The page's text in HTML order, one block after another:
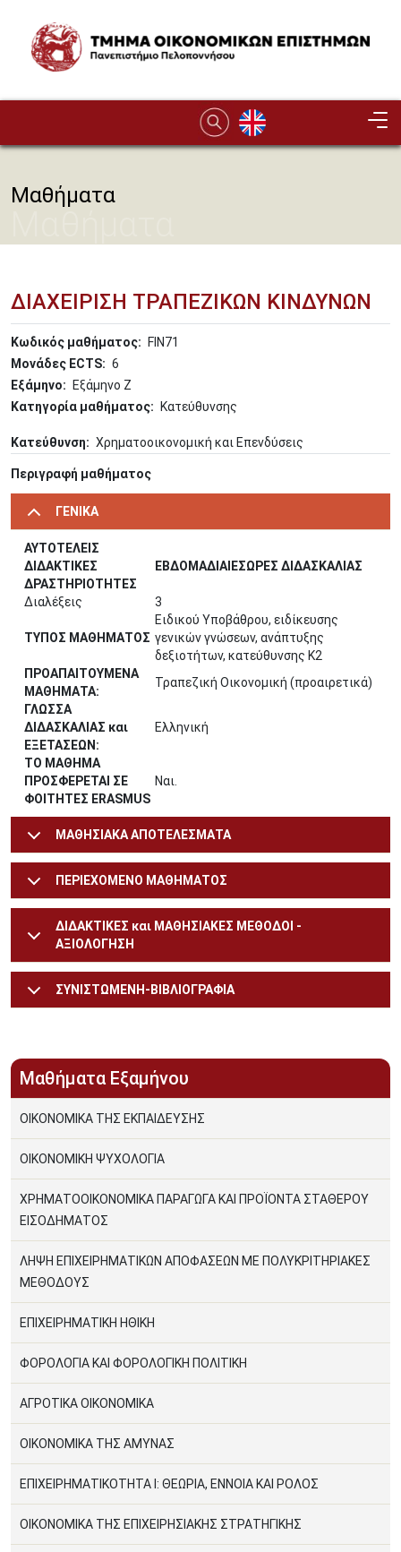
Image
Μαθήματα
ΔΙΑΧΕΙΡΙΣΗ ΤΡΑΠΕΖΙΚΩΝ ΚΙΝΔΥΝΩΝ
Κωδικός μαθήματος
FIN71
Μονάδες ECTS
6
Εξάμηνο
Εξάμηνο Ζ
Κατηγορία μαθήματος
Κατεύθυνσης
Κατεύθυνση Χρηματοοικονομική και Επενδύσεις
Περιγραφή μαθήματος
ΓΕΝΙΚΑ
ΑΥΤΟΤΕΛΕΙΣ
ΔΙΔΑΚΤΙΚΕΣ
ΔΡΑΣΤΗΡΙΟΤΗΤΕΣ
ΕΒΔΟΜΑΔΙΑΙΕΣΩΡΕΣ ΔΙΔΑΣΚΑΛΙΑΣ
Διαλέξεις 3
ΤΥΠΟΣ ΜΑΘΗΜΑΤΟΣ
Ειδικού Υποβάθρου, ειδίκευσης
γενικών γνώσεων, ανάπτυξης
δεξιοτήτων, κατεύθυνσης Κ2
ΠΡΟΑΠΑΙΤΟΥΜΕΝΑ
ΜΑΘΗΜΑΤΑ:
Τραπεζική Οικονομική (προαιρετικά)
ΓΛΩΣΣΑ
ΔΙΔΑΣΚΑΛΙΑΣ και
ΕΞΕΤΑΣΕΩΝ:
Ελληνική
ΤΟ ΜΑΘΗΜΑ
ΠΡΟΣΦΕΡΕΤΑΙ ΣΕ
ΦΟΙΤΗΤΕΣ ERASMUS
Ναι.
ΜΑΘΗΣΙΑΚΑ ΑΠΟΤΕΛΕΣΜΑΤΑ
ΠΕΡΙΕΧΟΜΕΝΟ ΜΑΘΗΜΑΤΟΣ
ΔΙΔΑΚΤΙΚΕΣ και ΜΑΘΗΣΙΑΚΕΣ ΜΕΘΟΔΟΙ -
ΑΞΙΟΛΟΓΗΣΗ
ΣΥΝΙΣΤΩΜΕΝΗ-ΒΙΒΛΙΟΓΡΑΦΙΑ
Μαθήματα Εξαμήνου
ΟΙΚΟΝΟΜΙΚΑ ΤΗΣ ΕΚΠΑΙΔΕΥΣΗΣ
ΟΙΚΟΝΟΜΙΚΗ ΨΥΧΟΛΟΓΙΑ
ΧΡΗΜΑΤΟΟΙΚΟΝΟΜΙΚΑ ΠΑΡΑΓΩΓΑ ΚΑΙ ΠΡΟΪΟΝΤΑ ΣΤΑΘΕΡΟΥ
ΕΙΣΟΔΗΜΑΤΟΣ
ΛΗΨΗ ΕΠΙΧΕΙΡΗΜΑΤΙΚΩΝ ΑΠΟΦΑΣΕΩΝ ΜΕ ΠΟΛΥΚΡΙΤΗΡΙΑΚΕΣ
ΜΕΘΟΔΟΥΣ
ΕΠΙΧΕΙΡΗΜΑΤΙΚΗ ΗΘΙΚΗ
ΦΟΡΟΛΟΓΙΑ ΚΑΙ ΦΟΡΟΛΟΓΙΚΗ ΠΟΛΙΤΙΚΗ
ΑΓΡΟΤΙΚΑ ΟΙΚΟΝΟΜΙΚΑ
ΟΙΚΟΝΟΜΙΚΑ ΤΗΣ ΑΜΥΝΑΣ
ΕΠΙΧΕΙΡΗΜΑΤΙΚΟΤΗΤΑ Ι: ΘΕΩΡΙΑ, ΕΝΝΟΙΑ ΚΑΙ ΡΟΛΟΣ
ΟΙΚΟΝΟΜΙΚΑ ΤΗΣ ΕΠΙΧΕΙΡΗΣΙΑΚΗΣ ΣΤΡΑΤΗΓΙΚΗΣ